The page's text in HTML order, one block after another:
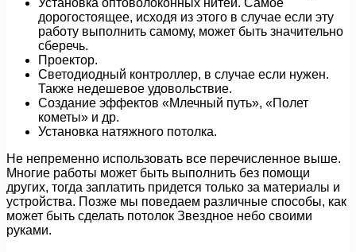
Установка оптоволоконных нитей. Самое
дорогостоящее, исходя из этого в случае если эту
работу выполнить самому, может быть значительно
сберечь.
Проектор.
Светодиодный контроллер, в случае если нужен.
Также недешевое удовольствие.
Создание эффектов «Млечный путь», «Полет
кометы» и др.
Установка натяжного потолка.
Не непременно использовать все перечисленное выше.
Многие работы может быть выполнить без помощи
других, тогда заплатить придется только за материалы и
устройства. Позже мы поведаем различные способы, как
может быть сделать потолок Звездное небо своими
руками.